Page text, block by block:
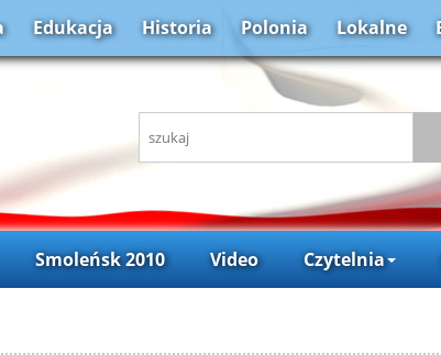
Edukacja Historia Polonia Lokalne
Smoleńsk 2010 Video Czytelnia